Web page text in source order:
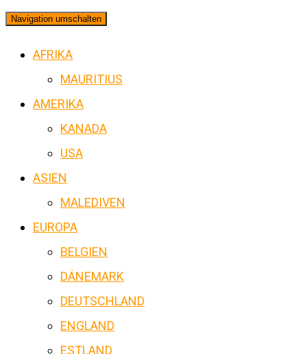
Navigation umschalten
AFRIKA
MAURITIUS
AMERIKA
KANADA
USA
ASIEN
MALEDIVEN
EUROPA
BELGIEN
DÄNEMARK
DEUTSCHLAND
ENGLAND
ESTLAND